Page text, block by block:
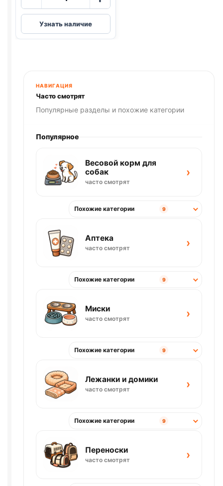
Blitz
(КУРИЦА,
ТЫКВА)
Узнать наличие
НАВИГАЦИЯ
Часто смотрят
Популярные разделы и похожие категории
Популярное
Весовой корм для
собак
часто смотрят
›
Похожие категории 9
Аптека
часто смотрят ›
Похожие категории 9
Миски
часто смотрят ›
Похожие категории 9
Лежанки и домики
часто смотрят ›
Похожие категории 9
Переноски
часто смотрят ›